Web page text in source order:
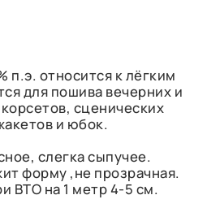
п.э. относится к лёгким
для пошива вечерних и
сценических
и юбок.
слегка сыпучее.
форму ,не прозрачная.
ВТО на 1 метр 4-5 см.